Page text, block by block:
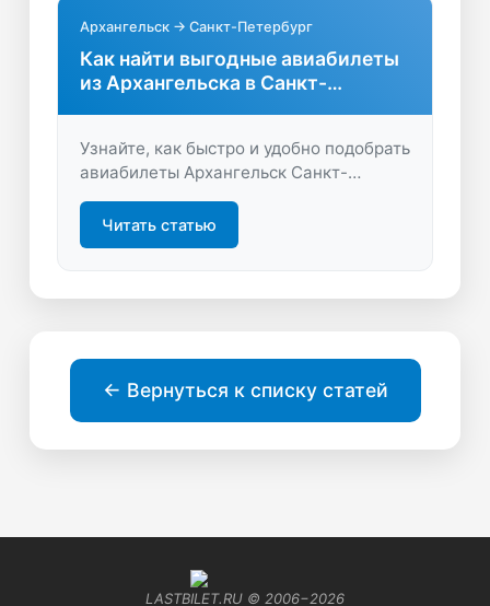
Архангельск → Санкт-Петербург
Как найти выгодные авиабилеты
из Архангельска в Санкт-
Узнайте, как быстро и удобно подобрать
авиабилеты Архангельск Санкт-
лучшие предложения и планируйте
путешествие без переплат.
Читать статью
← Вернуться к списку статей
LASTBILET.RU © 2006−2026